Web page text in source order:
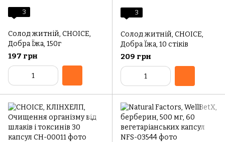
3
Солод житній, CHOICE,
Добра Їжа, 150г
197 грн
3
Солод житній, CHOICE,
Добра Їжа, 10 стіків
209 грн